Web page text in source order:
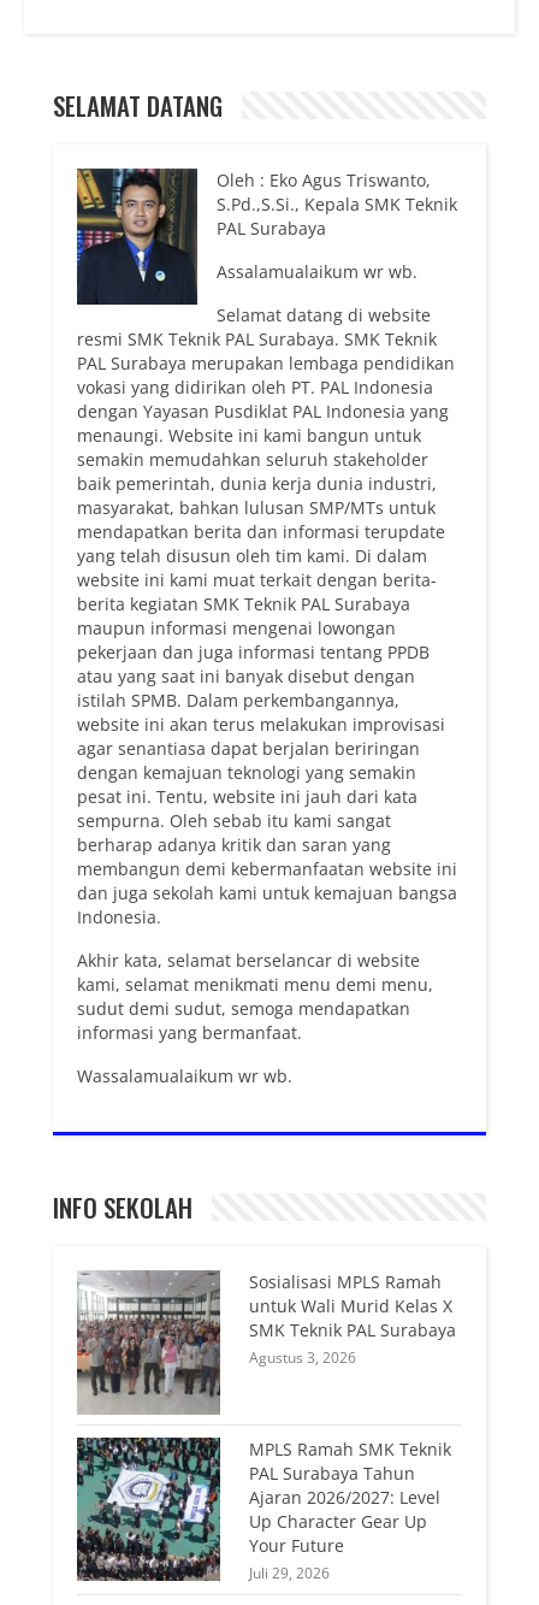
SELAMAT DATANG
Oleh : Eko Agus Triswanto,
S.Pd.,S.Si., Kepala SMK Teknik
PAL Surabaya
Assalamualaikum wr wb.
Selamat datang di website
resmi SMK Teknik PAL Surabaya. SMK Teknik
PAL Surabaya merupakan lembaga pendidikan
vokasi yang didirikan oleh PT. PAL Indonesia
dengan Yayasan Pusdiklat PAL Indonesia yang
menaungi. Website ini kami bangun untuk
semakin memudahkan seluruh stakeholder
baik pemerintah, dunia kerja dunia industri,
masyarakat, bahkan lulusan SMP/MTs untuk
mendapatkan berita dan informasi terupdate
yang telah disusun oleh tim kami. Di dalam
website ini kami muat terkait dengan berita-
berita kegiatan SMK Teknik PAL Surabaya
maupun informasi mengenai lowongan
pekerjaan dan juga informasi tentang PPDB
atau yang saat ini banyak disebut dengan
istilah SPMB. Dalam perkembangannya,
website ini akan terus melakukan improvisasi
agar senantiasa dapat berjalan beriringan
dengan kemajuan teknologi yang semakin
pesat ini. Tentu, website ini jauh dari kata
sempurna. Oleh sebab itu kami sangat
berharap adanya kritik dan saran yang
membangun demi kebermanfaatan website ini
dan juga sekolah kami untuk kemajuan bangsa
Indonesia.
Akhir kata, selamat berselancar di website
kami, selamat menikmati menu demi menu,
sudut demi sudut, semoga mendapatkan
informasi yang bermanfaat.
Wassalamualaikum wr wb.
INFO SEKOLAH
Sosialisasi MPLS Ramah
untuk Wali Murid Kelas X
SMK Teknik PAL Surabaya
Agustus 3, 2026
MPLS Ramah SMK Teknik
PAL Surabaya Tahun
Ajaran 2026/2027: Level
Up Character Gear Up
Your Future
Juli 29, 2026